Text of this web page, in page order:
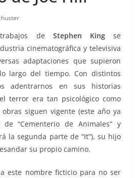
de Stephen Kingse
cinematográfica y televisiva
adaptaciones que supieron
largo del tiempo. Con distintos
adentrarnos en sus historias
terror era tan psicológico como
siguen vigente (este año ya
“Cementerio de Animales” y
la segunda parte de “It”), su hijo
su propio camino.
este nombre ficticio para no ser